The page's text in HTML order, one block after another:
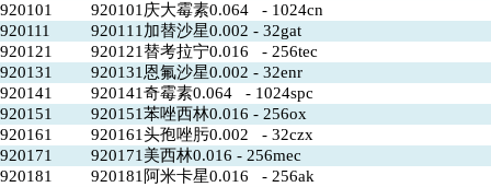
920101
920101庆大霉素0.064 - 1024cn
920111
920111加替沙星0.002 - 32gat
920121
920121替考拉宁0.016 - 256tec
920131
920131恩氟沙星0.002 - 32enr
920141
920141奇霉素0.064 - 1024spc
920151
920151苯唑西林0.016 - 256ox
920161
920161头孢唑肟0.002 - 32czx
920171
920171美西林0.016 - 256mec
920181
920181阿米卡星0.016 - 256ak